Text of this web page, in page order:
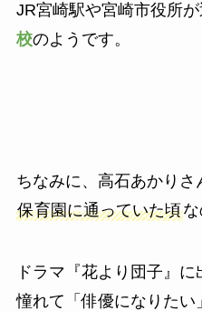
JR宮崎駅や宮崎市役所が
校のようです。
ちなみに、高石あかりさ
保育園に通っていた頃な
ドラマ『花より団子』
憧れて「俳優になりた